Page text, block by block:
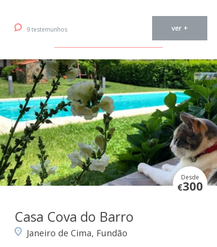
9 testemunhos ver +
Desde
€300
Casa Cova do Barro
Janeiro de Cima, Fundão